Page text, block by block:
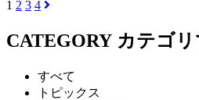
1 2 3 4
CATEGORY カテゴ
すべて
トピックス